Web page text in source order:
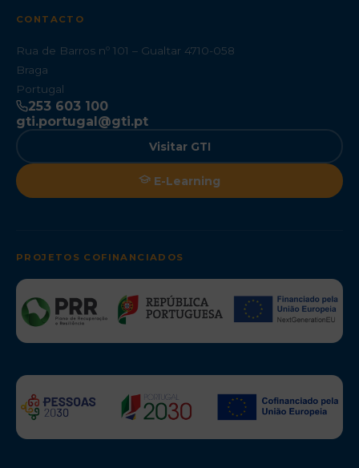
CONTACTO
Rua de Barros nº 101 – Gualtar 4710-058
Braga
Portugal
253 603 100
gti.portugal@gti.pt
Visitar GTI
E-Learning
PROJETOS COFINANCIADOS